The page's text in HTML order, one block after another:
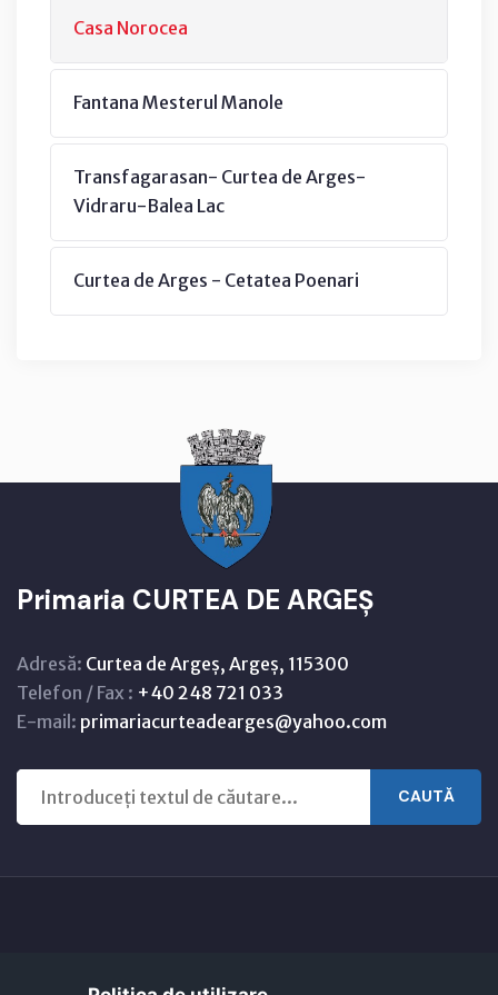
Casa Norocea
Fantana Mesterul Manole
Transfagarasan- Curtea de Arges-
Vidraru-Balea Lac
Curtea de Arges - Cetatea Poenari
Primaria CURTEA DE ARGEȘ
Adresă: Curtea de Argeș, Argeș, 115300
Telefon / Fax : +40 248 721 033
E-mail: primariacurteadearges@yahoo.com
CAUTĂ